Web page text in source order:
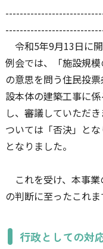
令和5年9月13日に
例会では、「施設規
の意思を問う住民投
設本体の建築工事に
し、審議していただ
ついては「否決」とな
となりました。
これを受け、本事業
の判断に至ったこれま
行政としての対